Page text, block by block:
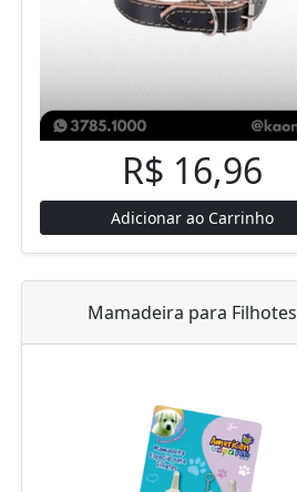
R$ 16,96
Adicionar ao Carrinho
Mamadeira para Filhotes